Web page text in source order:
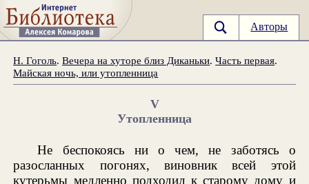
Авторы
Н. Гоголь.Вечера на хуторе близ Диканьки.Часть первая.
Майская ночь, или утопленница
V
Утопленница
Не беспокоясь ни о чем, не заботясь о
разосланных погонях, виновник всей этой
кутерьмы медленно подходил к старому дому и